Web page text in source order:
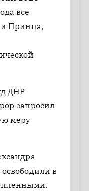
все
Принца,
ДНР
запросил
меру
в